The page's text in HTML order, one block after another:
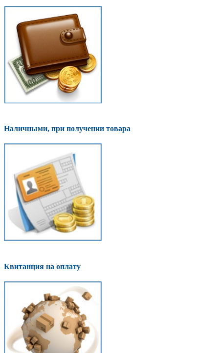
Наличными, при получении товара
Квитанция на оплату